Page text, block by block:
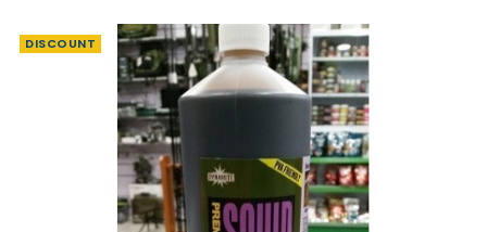
DISCOUNT